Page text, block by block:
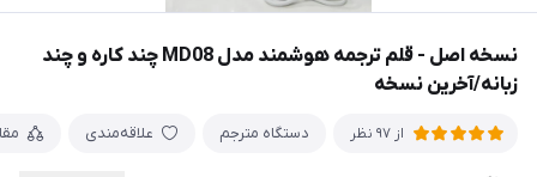
نسخه اصل - قلم ترجمه هوشمند مدل MD08 چند کاره و چند
زبانه/آخرین نسخه
از 97 نظر دستگاه مترجم علاقه‌مندی